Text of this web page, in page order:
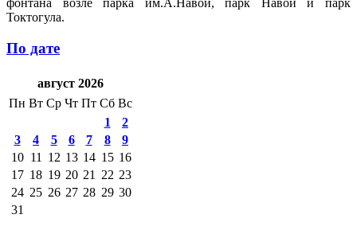
Токтогула.
По дате
август 2026
Пн Вт Ср Чт Пт Сб Вс
1
2
3
4 5 6 7 8
9
10 11 12 13 14 15 16
17 18 19 20 21 22 23
24 25 26 27 28 29 30
31